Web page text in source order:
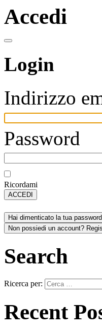
Accedi
Login
Indirizzo
Password
Ricordami
ACCEDI
Hai dimenticato la tua
Non possiedi un account?
Search
Ricerca per:
Recent